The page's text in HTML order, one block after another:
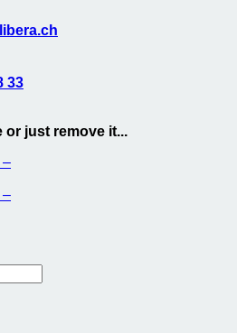
33
just remove it...